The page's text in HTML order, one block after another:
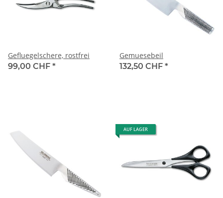
Gefluegelschere, rostfrei
99,00 CHF *
Gemuesebeil
132,50 CHF *
AUF LAGER